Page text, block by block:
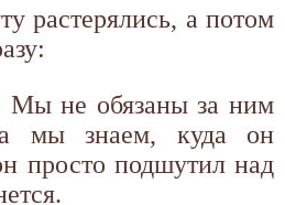
растерялись, а потом
не обязаны за ним
мы знаем, куда он
просто подшутил над